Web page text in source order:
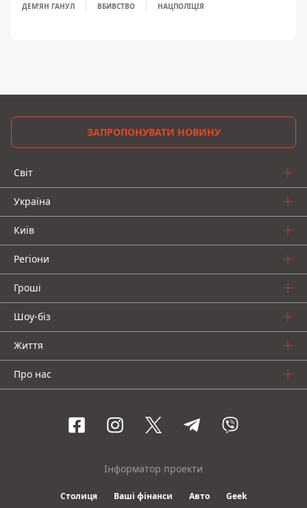
ДЕМʼЯН ГАНУЛ ВБИВСТВО НАЦПОЛІЦІЯ
ЗАПРОПОНУВАТИ НОВИНУ
Світ
Україна
Київ
Регіони
Гроші
Шоу-біз
Життя
Про нас
Інформатор проекти
Столиця Ваші фінанси Авто Geek